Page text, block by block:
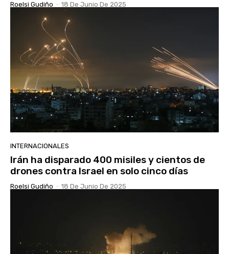
Roelsi Gudiño - 18 De Junio De 2025
INTERNACIONALES
Irán ha disparado 400 misiles y cientos de
drones contra Israel en solo cinco días
Roelsi Gudiño - 18 De Junio De 2025